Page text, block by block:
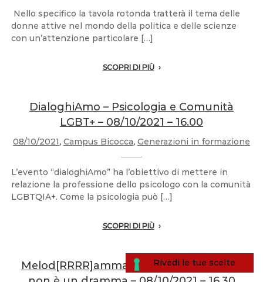
Nello specifico la tavola rotonda tratterà il tema delle
donne attive nel mondo della politica e delle scienze
con un’attenzione particolare […]
SCOPRI DI PIÙ
DialoghiAmo – Psicologia e Comunità
LGBT+ – 08/10/2021 – 16.00
08/10/2021, Campus Bicocca, Generazioni in formazione
L’evento “dialoghiAmo” ha l’obiettivo di mettere in
relazione la professione dello psicologo con la comunità
LGBTQIA+. Come la psicologia può […]
SCOPRI DI PIÙ
Melod[RRRR]amma Ecologico – Riciclare